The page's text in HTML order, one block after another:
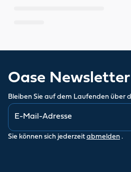
Oase Newsletter
Bleiben Sie auf dem Laufenden über
Sie können sich jederzeit abmelden .